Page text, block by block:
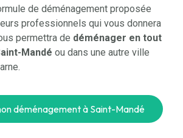
de déménagement proposée
professionnels qui vous donnera
permettra de déménager en tout
Mandé ou dans une autre ville
déménagement à Saint-Mandé